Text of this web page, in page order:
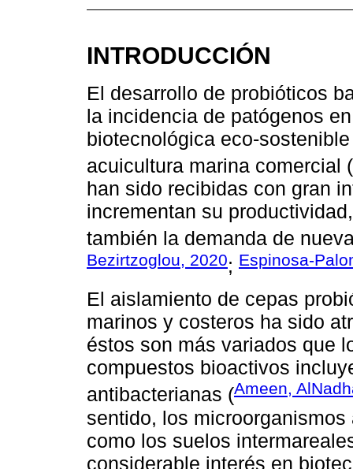
INTRODUCCIÓN
El desarrollo de probióticos
la incidencia de patógenos
biotecnológica eco-
acuicultura marina comercial (
han sido recibidas con gran
incrementan su
también la demanda de
Bezirtzoglou, 2020; Espinosa-
El aislamiento de cepas
marinos y costeros ha sido
éstos son más variados que
compuestos bioactivos
antibacterianas (Ameen,
sentido, los
como los suelos
considerable interés en